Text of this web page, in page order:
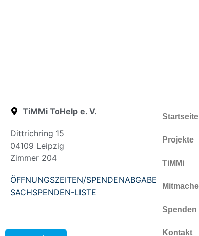
TiMMi ToHelp e. V.
Dittrichring 15
04109 Leipzig
Zimmer 204
ÖFFNUNGSZEITEN/SPENDENABGABE
SACHSPENDEN-LISTE
Startseite
Projekte
TiMMi
Spenden
Kontakt